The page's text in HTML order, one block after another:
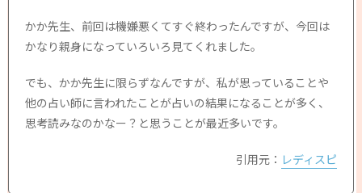
かか先生、前回は機嫌悪くてすぐ終わったんですが、今回は
かなり親身になっていろいろ見てくれました。
でも、かか先生に限らずなんですが、私が思っていることや
他の占い師に言われたことが占いの結果になることが多く、
思考読みなのかなー？と思うことが最近多いです。
引用元： レディスピ